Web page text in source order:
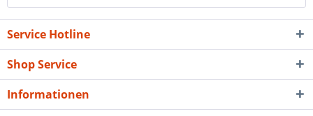
Service Hotline
Shop Service
Informationen